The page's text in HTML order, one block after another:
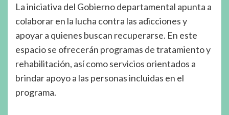
La iniciativa del Gobierno departamental apunta a
colaborar en la lucha contra las adicciones y
apoyar a quienes buscan recuperarse. En este
espacio se ofrecerán programas de tratamiento y
rehabilitación, así como servicios orientados a
brindar apoyo a las personas incluidas en el
programa.